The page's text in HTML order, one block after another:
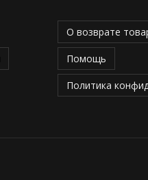
О возврате
Помощь
Политика